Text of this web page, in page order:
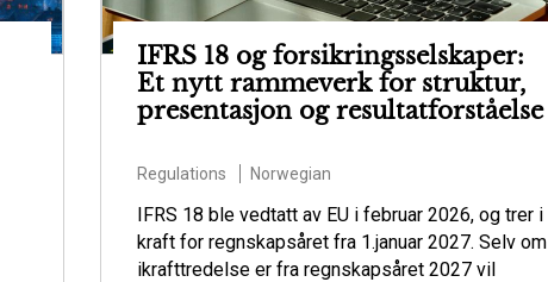
IFRS 18 og forsikringsselskaper:
Et nytt rammeverk for struktur,
presentasjon og resultatforståelse
Regulations Norwegian
IFRS 18 ble vedtatt av EU i februar 2026, og trer i
kraft for regnskapsåret fra 1.januar 2027. Selv om
ikrafttredelse er fra regnskapsåret 2027 vil